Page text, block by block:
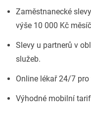
Zaměstnanecké
výše 10 000 Kč
Slevy u partnerů v
služeb.
Online lékař 24/7
Výhodné mobilní